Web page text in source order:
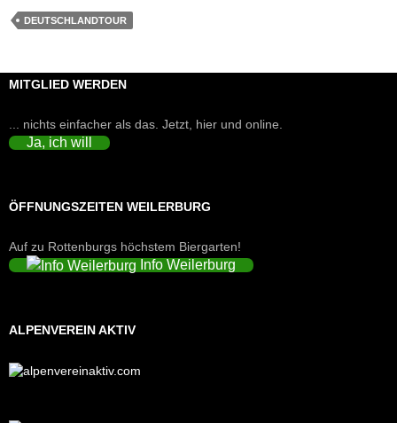
DEUTSCHLANDTOUR
MITGLIED WERDEN
... nichts einfacher als das. Jetzt, hier und online.
Ja, ich will
ÖFFNUNGSZEITEN WEILERBURG
Auf zu Rottenburgs höchstem Biergarten!
Info Weilerburg
ALPENVEREIN AKTIV